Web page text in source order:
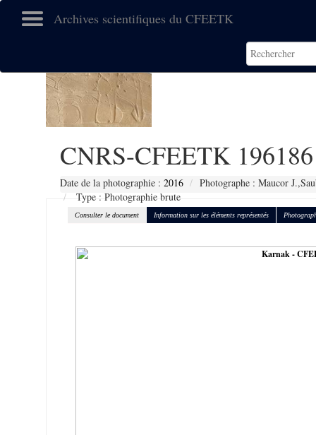
Archives scientifiques du CFEETK
CNRS-CFEETK 196186
Date de la photographie : 2016
Photographe : Maucor
Type : Photographie brute
Consulter le document Information sur les éléments représentés